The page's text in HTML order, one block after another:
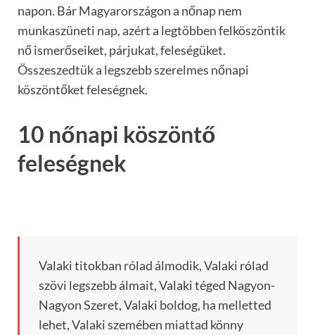
napon. Bár Magyarországon a nőnap nem
munkaszüneti nap, azért a legtöbben felköszöntik
nő ismerőseiket, párjukat, feleségüket.
Összeszedtük a legszebb szerelmes nőnapi
köszöntőket feleségnek.
10 nőnapi köszöntő
feleségnek
Valaki titokban rólad álmodik, Valaki rólad
szövi legszebb álmait, Valaki téged Nagyon-
Nagyon Szeret, Valaki boldog, ha melletted
lehet, Valaki szemében miattad könny